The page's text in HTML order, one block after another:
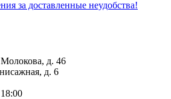
за доставленные неудобства!
Молокова, д. 46
д. 6